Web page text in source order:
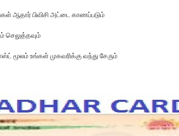
ஆதார் பிவிசி அட்டை காணப்படும்
செலுத்தவும்
மூலம் உங்கள் முகவரிக்கு வந்து சேரும்